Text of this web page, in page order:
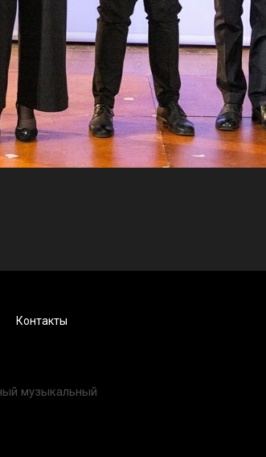
Контакты
музыкальный